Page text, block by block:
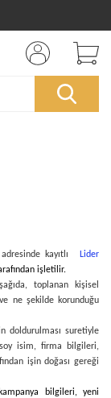
adresinde kayıtlı
Lider
işletilir.
toplanan kişisel
ne şekilde korunduğu
doldurulması suretiyle
isim, firma bilgileri,
işin doğası gereği
bilgileri, yeni